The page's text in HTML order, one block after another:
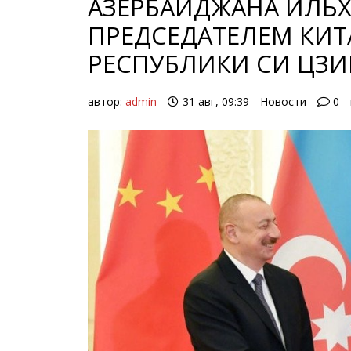
АЗЕРБАЙДЖАНА
ПРЕДСЕДАТЕЛЕМ
РЕСПУБЛИКИ СИ
автор: admin 31 авг, 09:39 Новости 0